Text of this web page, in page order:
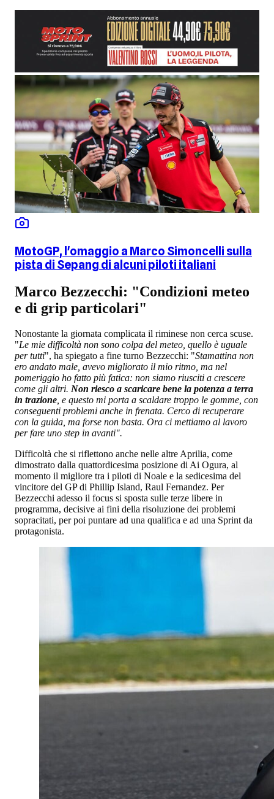
MotoGP, l'omaggio a Marco Simoncelli sulla
pista di Sepang di alcuni piloti italiani
Marco Bezzecchi: "Condizioni meteo
e di grip particolari"
Nonostante la giornata complicata il riminese non cerca scuse.
"Le mie difficoltà non sono colpa del meteo, quello è uguale
per tutti", ha spiegato a fine turno Bezzecchi: "Stamattina non
ero andato male, avevo migliorato il mio ritmo, ma nel
pomeriggio ho fatto più fatica: non siamo riusciti a crescere
come gli altri. Non riesco a scaricare bene la potenza a terra
in trazione, e questo mi porta a scaldare troppo le gomme, con
conseguenti problemi anche in frenata. Cerco di recuperare
con la guida, ma forse non basta. Ora ci mettiamo al lavoro
per fare uno step in avanti".
Difficoltà che si riflettono anche nelle altre Aprilia, come
dimostrato dalla quattordicesima posizione di Ai Ogura, al
momento il migliore tra i piloti di Noale e la sedicesima del
vincitore del GP di Phillip Island, Raul Fernandez. Per
Bezzecchi adesso il focus si sposta sulle terze libere in
programma, decisive ai fini della risoluzione dei problemi
sopracitati, per poi puntare ad una qualifica e ad una Sprint da
protagonista.